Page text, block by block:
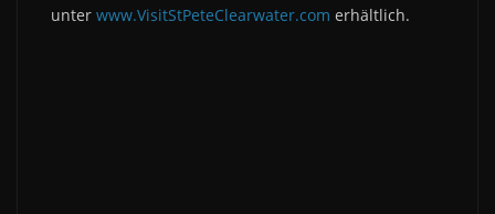
unter www.VisitStPeteClearwater.com erhältlich.